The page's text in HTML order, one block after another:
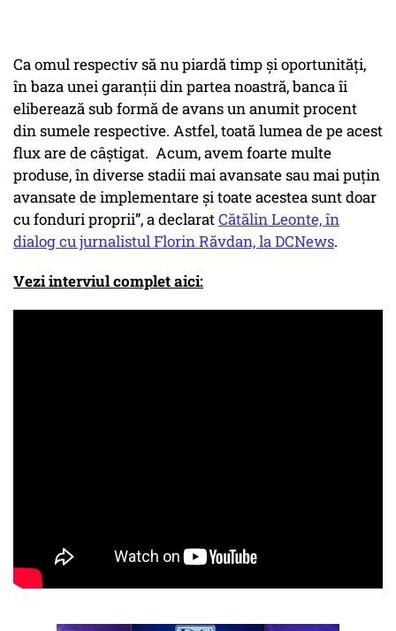
Ca omul respectiv să nu piardă timp și oportunități,
în baza unei garanții din partea noastră, banca îi
eliberează sub formă de avans un anumit procent
din sumele respective. Astfel, toată lumea de pe acest
flux are de câștigat. Acum, avem foarte multe
produse, în diverse stadii mai avansate sau mai puțin
avansate de implementare și toate acestea sunt doar
cu fonduri proprii”, a declaratCătălin Leonte, în
dialog cu jurnalistul Florin Răvdan, la DCNews.
Vezi interviul complet aici: